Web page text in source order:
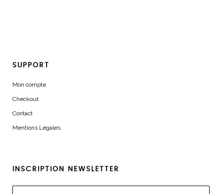
SUPPORT
Mon compte
Checkout
Contact
Mentions Légales
INSCRIPTION NEWSLETTER